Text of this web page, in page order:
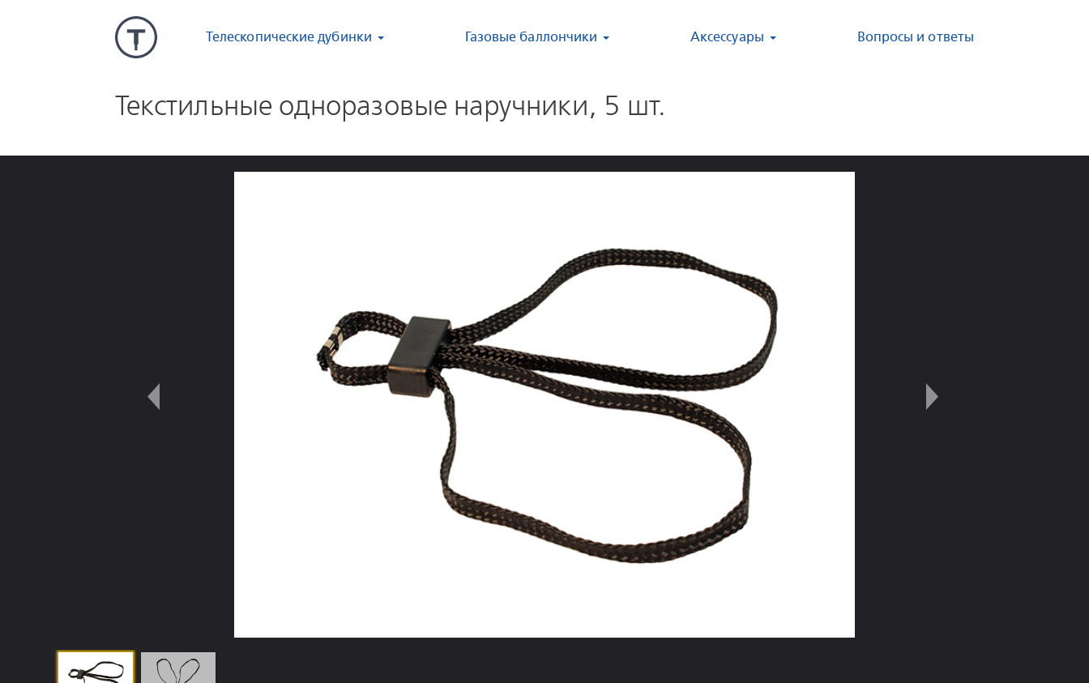
Телескопические дубинки Газовые баллончики Аксессуары Вопросы и ответы
Текстильные одноразовые наручники, 5 шт.